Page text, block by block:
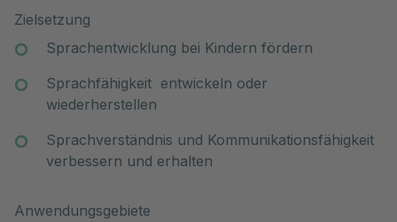
Zielsetzung
Sprachentwicklung bei Kindern fördern
Sprachfähigkeit entwickeln oder
wiederherstellen
Sprachverständnis und Kommunikationsfähigkeit
verbessern und erhalten
Anwendungsgebiete